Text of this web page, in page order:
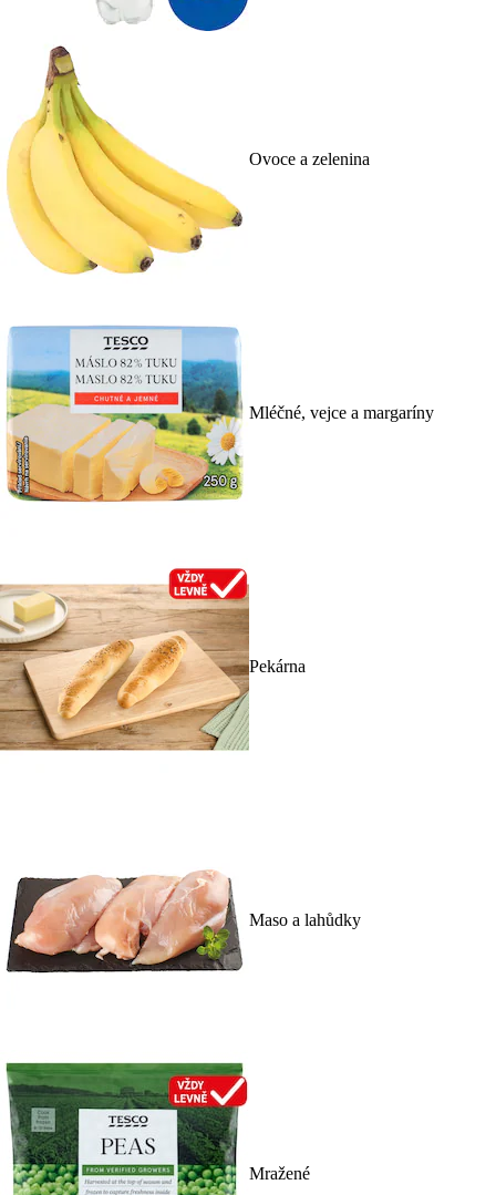
Ovoce a zelenina
Mléčné, vejce a margaríny
Pekárna
Maso a lahůdky
Mražené